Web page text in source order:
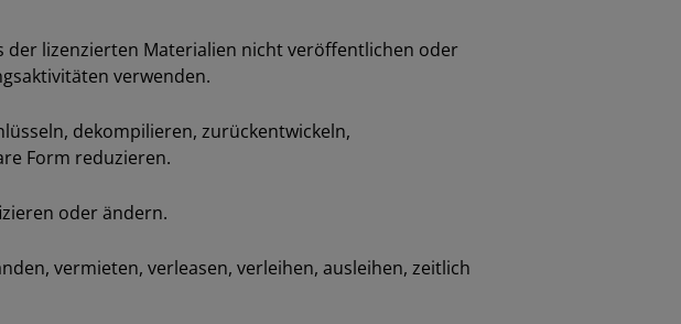
lizenzierten Materialien nicht veröffentlichen oder
verwenden.
dekompilieren, zurückentwickeln,
Form reduzieren.
oder ändern.
vermieten, verleasen, verleihen, ausleihen, zeitlich